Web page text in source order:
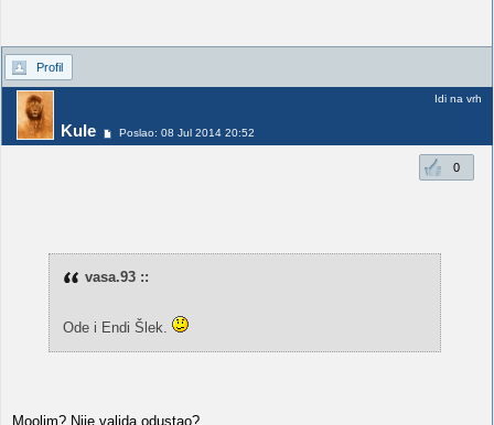
Profil
Kule Poslao: 08 Jul 2014 20:52
Idi na vrh
0
vasa.93 ::
Ode i Endi Šlek.
Moolim? Nije valjda odustao?